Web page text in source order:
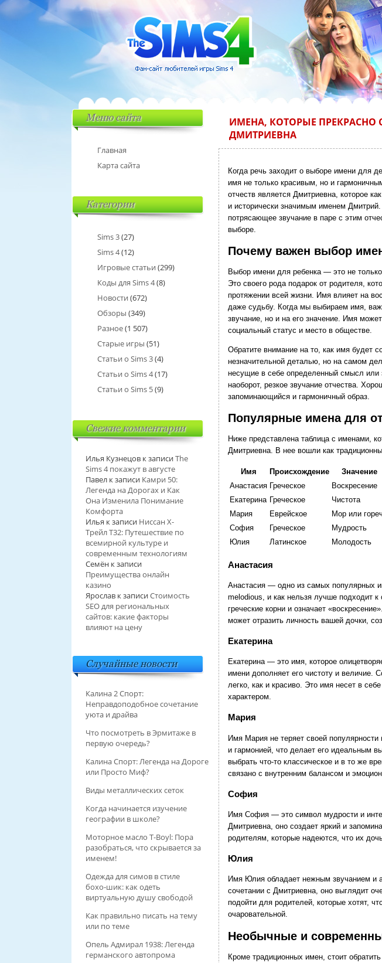
ИМЕНА, КОТОРЫЕ ПРЕКРАСНО
ДМИТРИЕВНА
Когда речь заходит о выборе имени для
имя не только красивым, но и
отчеств является Дмитриевна, которое
и исторически значимым именем
потрясающее звучание в паре с этим
выборе.
Почему важен выбор
Выбор имени для ребенка — это не
Это своего рода подарок от родителя,
протяжении всей жизни. Имя влияет на
даже судьбу. Когда мы выбираем имя,
звучание, но и на его значение. Имя
социальный статус и место в обществе.
Обратите внимание на то, как имя будет
незначительной деталью, но на самом
несущие в себе определенный смысл или
наоборот, резкое звучание отчества.
запоминающийся и гармоничный образ.
Популярные имена для
Ниже представлена таблица с именами,
Дмитриевна. В нее вошли как
Имя Происхождение
Значение
Анастасия Греческое
Воскресение
Екатерина Греческое
Чистота
Мария
Еврейское
Мор или
София
Греческое
Мудрость
Юлия
Латинское Молодость
Анастасия
Анастасия — одно из самых популярных
melodious, и как нельзя лучше подходит
греческие корни и означает
может отразить личность вашей дочки,
Екатерина
Екатерина — это имя, которое
имени дополняет его чистоту и величие.
легко, как и красиво. Это имя несет в
характером.
Мария
Имя Мария не теряет своей популярности
и гармонией, что делает его идеальным
выбрать что-то классическое и в то же
связано с внутренним балансом и
София
Имя София — это символ мудрости и
Дмитриевна, оно создает яркий и
родителям, которые надеются, что их
Юлия
Имя Юлия обладает нежным звучанием и
сочетании с Дмитриевна, оно выглядит
подойти для родителей, которые хотят,
очаровательной.
Необычные и
Кроме традиционных имен, стоит
Меню сайта
Главная
Карта сайта
Категории
Sims 3(27)
Sims 4(12)
Игровые статьи (299)
Коды для Sims 4(8)
Новости (672)
Обзоры (349)
Разное(1 507)
Старые игры (51)
Статьи о Sims 3(4)
Статьи о Sims 4(17)
Статьи о Sims 5(9)
Свежие комментарии
Илья Кузнецов к записиThe
Sims 4 покажут в августе
Павел к записи Камри 50:
Легенда на Дорогах и Как
Она Изменила Понимание
Комфорта
Илья к записи Ниссан Х-
Трейл T32: Путешествие по
всемирной культуре и
современным технологиям
Семён к записи
Преимущества онлайн
казино
Ярослав к записиСтоимость
SEO для региональных
сайтов: какие факторы
влияют на цену
Случайные новости
Калина 2 Спорт:
Неправдоподобное сочетание
уюта и драйва
Что посмотреть в Эрмитаже в
первую очередь?
Калина Спорт: Легенда на Дороге
или Просто Миф?
Виды металлических сеток
Когда начинается изучение
географии в школе?
Моторное масло T-Boyl: Пора
разобраться, что скрывается за
именем!
Одежда для симов в стиле
бохо‑шик: как одеть
виртуальную душу свободой
Как правильно писать на тему
или по теме
Опель Адмирал 1938: Легенда
германского автопрома